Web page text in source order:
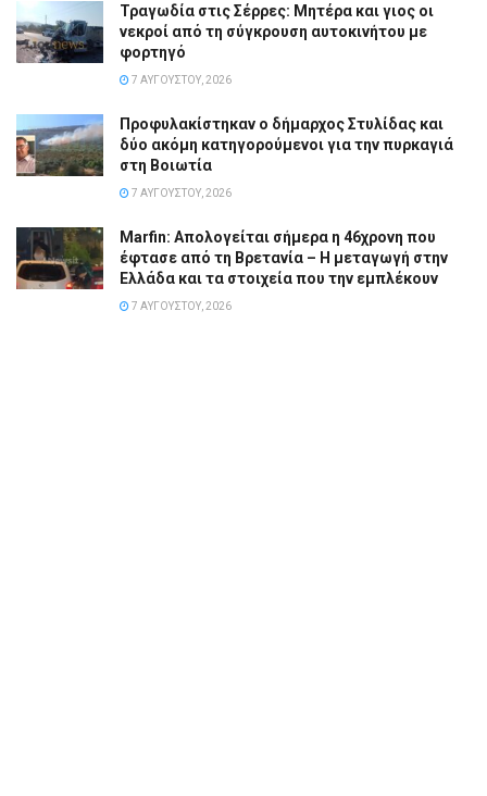
Τραγωδία στις Σέρρες: Μητέρα και γιος οι
νεκροί από τη σύγκρουση αυτοκινήτου με
φορτηγό
7 ΑΥΓΟΎΣΤΟΥ, 2026
Προφυλακίστηκαν ο δήμαρχος Στυλίδας και
δύο ακόμη κατηγορούμενοι για την πυρκαγιά
στη Βοιωτία
7 ΑΥΓΟΎΣΤΟΥ, 2026
Marfin: Απολογείται σήμερα η 46χρονη που
έφτασε από τη Βρετανία – Η μεταγωγή στην
Ελλάδα και τα στοιχεία που την εμπλέκουν
7 ΑΥΓΟΎΣΤΟΥ, 2026